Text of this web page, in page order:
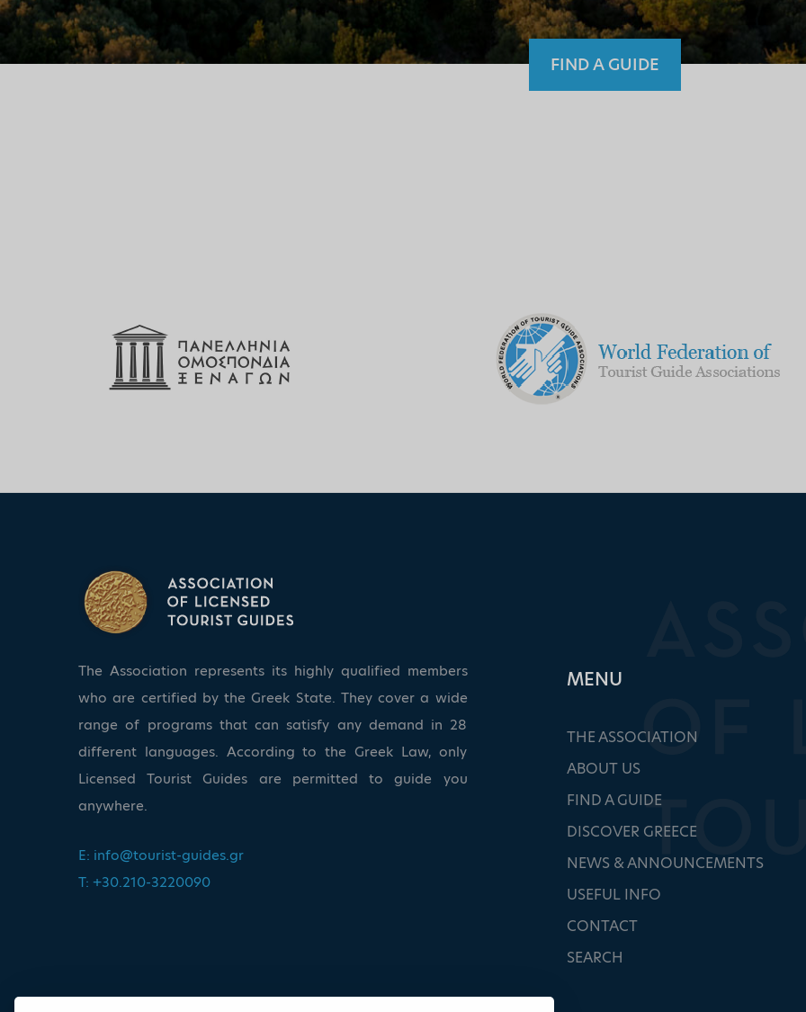
FIND A GUIDE
The Association represents its highly qualified members
who are certified by the Greek State. They cover a wide
range of programs that can satisfy any demand in 28
different languages. According to the Greek Law, only
Licensed Tourist Guides are permitted to guide you
anywhere.
E: info@tourist-guides.gr
T: +30.210-3220090
ΜΕΝU
THE ASSOCIATION
ABOUT US
FIND A GUIDE
DISCOVER GREECE
NEWS & ANNOUNCEMENTS
USEFUL INFO
CONTACT
SEARCH